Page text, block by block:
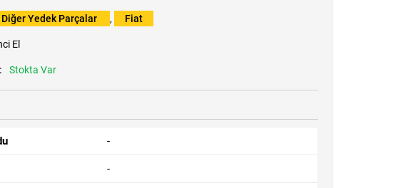
Diğer Yedek Parçalar , Fiat
El
Stokta Var
-
-